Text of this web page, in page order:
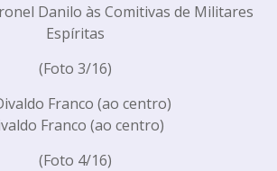
Danilo às Comitivas de Militares
Espíritas
(Foto 3/16)
Franco (ao centro)
(Foto 4/16)